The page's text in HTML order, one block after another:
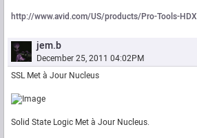
http://www.avid.com/US/products/Pro-Tools-HDX
jem.b
December 25, 2011 04:02PM
SSL Met à Jour Nucleus
Solid State Logic Met à Jour Nucleus.